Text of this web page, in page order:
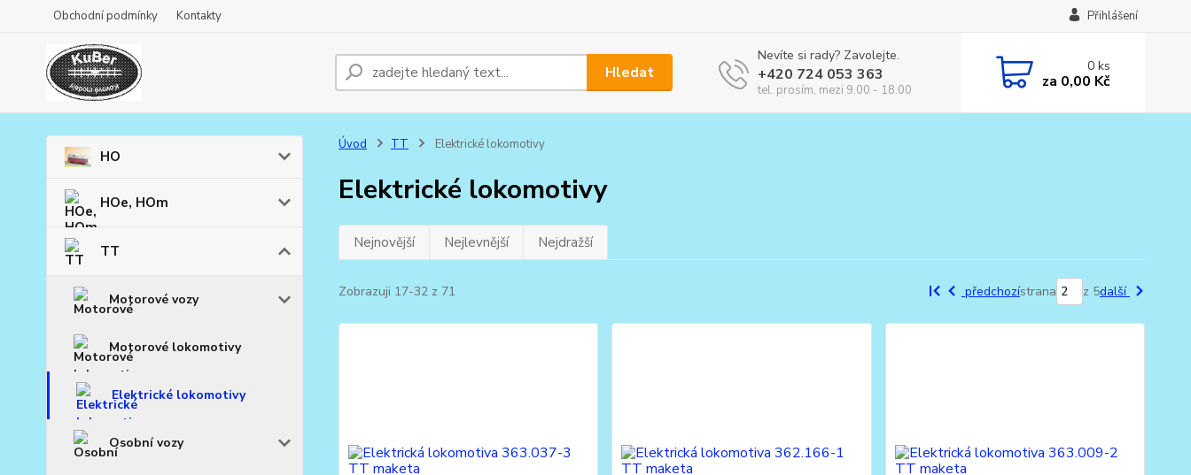
Obchodní podmínky Kontakty Přihlášení
Hledat
Nevíte si rady? Zavolejte.
+420 724 053 363
tel. prosím, mezi 9.00 - 18.00
0ks
za 0,00 Kč
HO
HOe, HOm
TT
Motorové vozy
Motorové lokomotivy
Elektrické lokomotivy
Osobní vozy
Úvod TT Elektrické lokomotivy
Elektrické lokomotivy
Nejnovější Nejlevnější Nejdražší
Zobrazuji 17-32 z 71 předchozístrana z 5další